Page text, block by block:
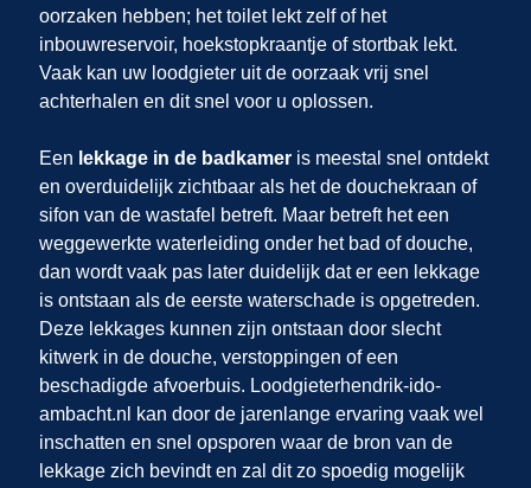
oorzaken hebben; het toilet lekt zelf of het
inbouwreservoir, hoekstopkraantje of stortbak lekt.
Vaak kan uw loodgieter uitde oorzaak vrij snel
achterhalen en dit snel voor u oplossen.
Een lekkage in de badkameris meestal snel ontdekt
en overduidelijk zichtbaar als het de douchekraan of
sifon van de wastafel betreft. Maar betreft het een
weggewerkte waterleiding onder het bad of douche,
dan wordt vaak pas later duidelijk dat er een lekkage
is ontstaan als de eerste waterschade is opgetreden.
Deze lekkages kunnen zijn ontstaan door slecht
kitwerk in de douche, verstoppingen of een
beschadigde afvoerbuis. Loodgieterhendrik-ido-
ambacht.nl kan door de jarenlange ervaring vaak wel
inschatten en snel opsporen waar de bron van de
lekkage zich bevindt en zal dit zo spoedig mogelijk